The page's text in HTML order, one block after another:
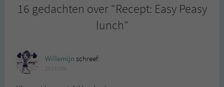
16 gedachten over “Recept: Easy Peasy
lunch”
Willemijn schreef: